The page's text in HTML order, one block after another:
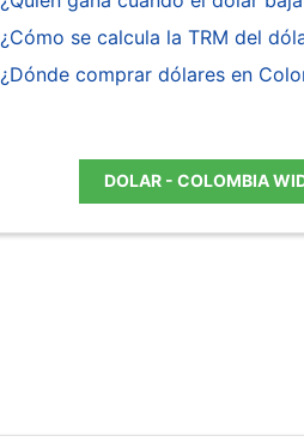
¿Cómo se calcula la TRM del
¿Dónde comprar dólares en
DOLAR - COLOMBIA